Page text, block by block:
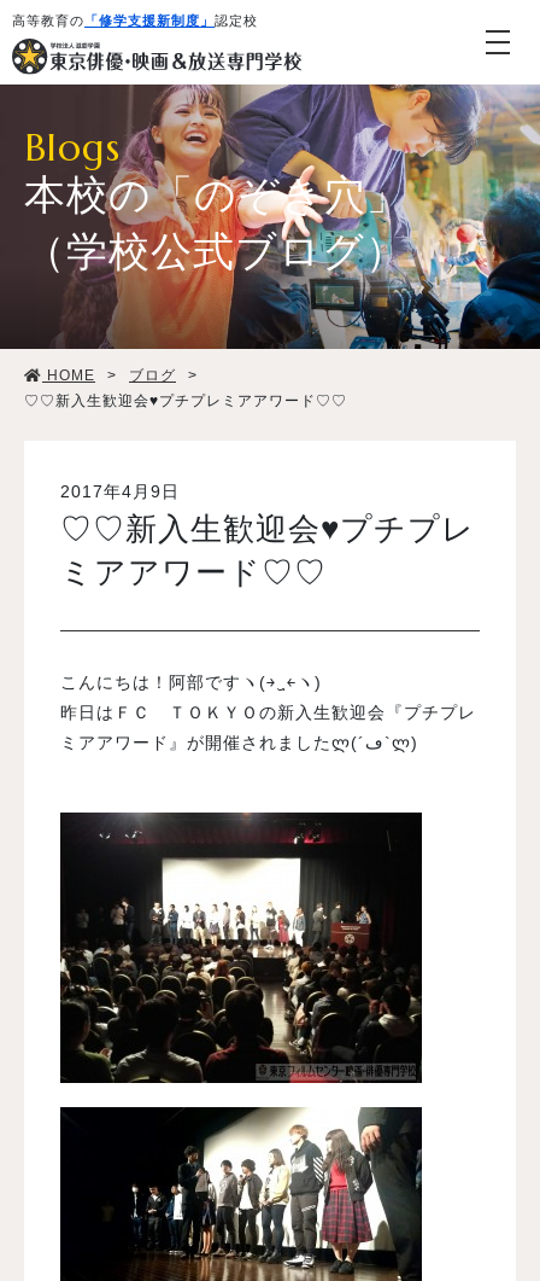
高等教育の 「修学支援新制度」 認定校
学校紹介・教育システム
専攻・コース紹介
就職・デビュー
学校情報
訪問者別メニュー
Blogs
本校の「のぞき穴」
（学校公式ブログ）
HOME > ブログ
>
♡♡新入生歓迎会♥プチプレミアアワード♡♡
2017年4月9日
♡♡新入生歓迎会♥プチプレ
ミアアワード♡♡
こんにちは！阿部ですヽ(￫‿ฺ￩ヽ)
昨日はＦＣ ＴＯＫＹＯの新入生歓迎会『プチプレ
ミアアワード』が開催されましたლ(´ڡ`ლ)